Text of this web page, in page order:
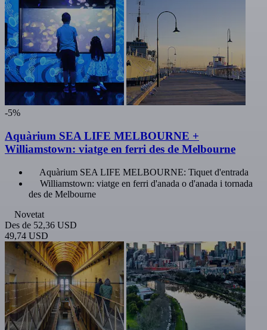
-5%
Aquàrium SEA LIFE MELBOURNE +
Williamstown: viatge en ferri des de Melbourne
Aquàrium SEA LIFE MELBOURNE: Tiquet d'entrada
Williamstown: viatge en ferri d'anada o d'anada i tornada
des de Melbourne
Novetat
Des de 52,36 USD
49,74 USD